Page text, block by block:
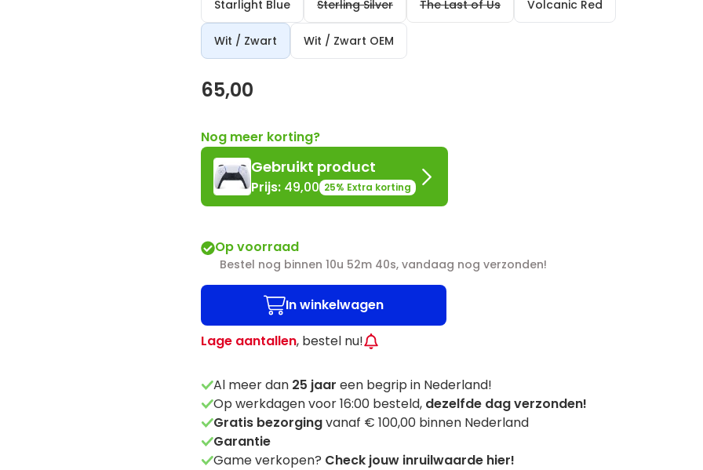
Starlight Blue Sterling Silver The Last of Us Volcanic Red
Wit / Zwart Wit / Zwart OEM
65,00
Nog meer korting?
Gebruikt product
Prijs: 49,00 25% Extra korting
Op voorraad
Bestel nog binnen 10u 52m 39s, vandaag nog verzonden!
In winkelwagen
Lage aantallen, bestel nu!
Al meer dan 25 jaar een begrip in Nederland!
Op werkdagen voor 16:00 besteld, dezelfde dag verzonden!
Gratis bezorgingvanaf € 100,00 binnen Nederland
Garantie
Game verkopen? Check jouw inruilwaarde hier!